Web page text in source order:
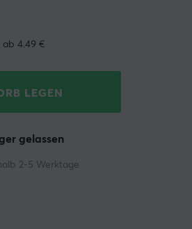
ab 4.49 €
LEGEN
gelassen
2-5 Werktage